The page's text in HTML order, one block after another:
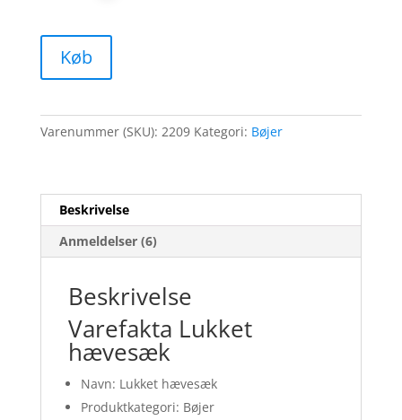
Køb
Varenummer (SKU): 2209 Kategori: Bøjer
Beskrivelse
Anmeldelser (6)
Beskrivelse
Varefakta Lukket
hævesæk
Navn: Lukket hævesæk
Produktkategori: Bøjer